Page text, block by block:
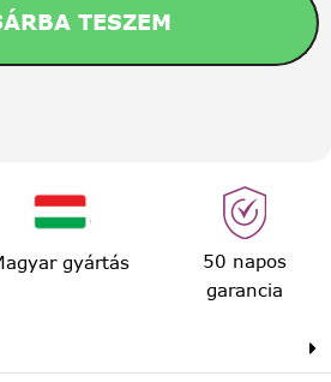
TESZEM
gyártás
50 napos
garancia